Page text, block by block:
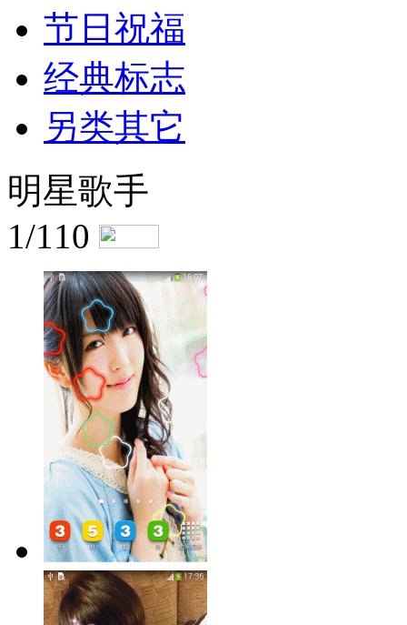
节日祝福
经典标志
另类其它
明星歌手
1/110